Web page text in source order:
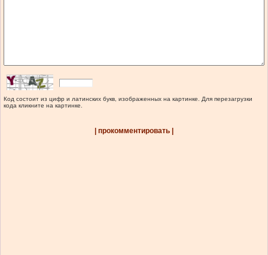
Код состоит из цифр и латинских букв, изображенных на картинке. Для перезагрузки
кода кликните на картинке.
| прокомментировать |